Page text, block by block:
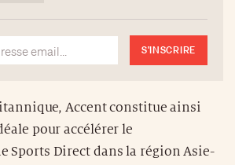
S'INSCRIRE
Accent constitue ainsi
pour accélérer le
Sports Direct dans la région Asie-